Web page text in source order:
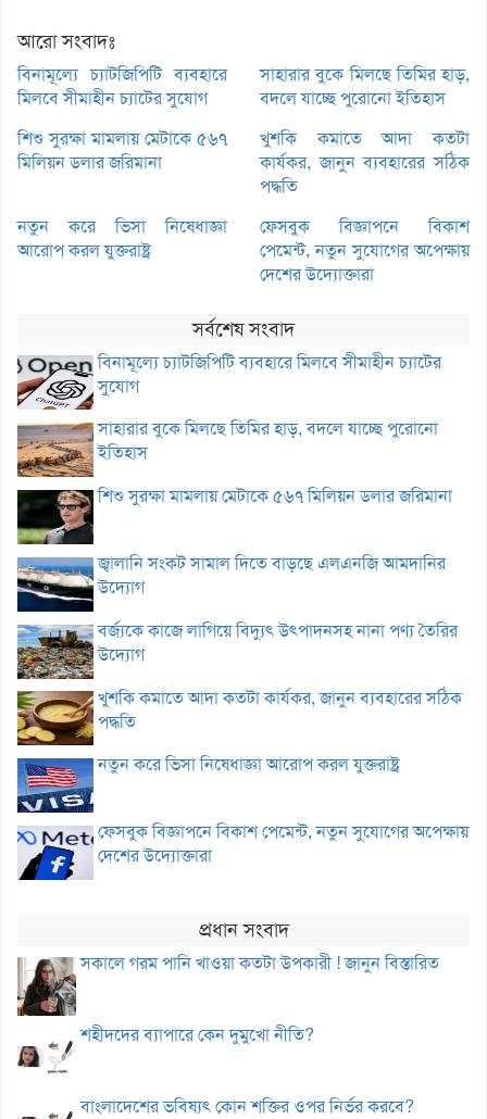
আরো সংবাদঃ
বিনামূল্যে চ্যাটজিপিটি ব্যবহারে
মিলবে সীমাহীন চ্যাটের সুযোগ
সাহারার বুকে মিলছে তিমির হাড়,
বদলে যাচ্ছে পুরোনো ইতিহাস
শিশু সুরক্ষা মামলায় মেটাকে ৫৬৭
মিলিয়ন ডলার জরিমানা
খুশকি কমাতে আদা কতটা
কার্যকর, জানুন ব্যবহারের সঠিক
পদ্ধতি
নতুন করে ভিসা নিষেধাজ্ঞা
আরোপ করল যুক্তরাষ্ট্র
ফেসবুক বিজ্ঞাপনে বিকাশ
পেমেন্ট, নতুন সুযোগের অপেক্ষায়
দেশের উদ্যোক্তারা
সর্বশেষ সংবাদ
বিনামূল্যে চ্যাটজিপিটি ব্যবহারে মিলবে সীমাহীন চ্যাটের
সুযোগ
সাহারার বুকে মিলছে তিমির হাড়, বদলে যাচ্ছে পুরোনো
ইতিহাস
শিশু সুরক্ষা মামলায় মেটাকে ৫৬৭ মিলিয়ন ডলার জরিমানা
জ্বালানি সংকট সামাল দিতে বাড়ছে এলএনজি আমদানির
উদ্যোগ
বর্জ্যকে কাজে লাগিয়ে বিদ্যুৎ উৎপাদনসহ নানা পণ্য তৈরির
উদ্যোগ
খুশকি কমাতে আদা কতটা কার্যকর, জানুন ব্যবহারের সঠিক
পদ্ধতি
নতুন করে ভিসা নিষেধাজ্ঞা আরোপ করল যুক্তরাষ্ট্র
ফেসবুক বিজ্ঞাপনে বিকাশ পেমেন্ট, নতুন সুযোগের অপেক্ষায়
দেশের উদ্যোক্তারা
প্রধান সংবাদ
সকালে গরম পানি খাওয়া কতটা উপকারী ! জানুন বিস্তারিত
শহীদদের ব্যাপারে কেন দুমুখো নীতি?
বাংলাদেশের ভবিষ্যৎ কোন শক্তির ওপর নির্ভর করবে?